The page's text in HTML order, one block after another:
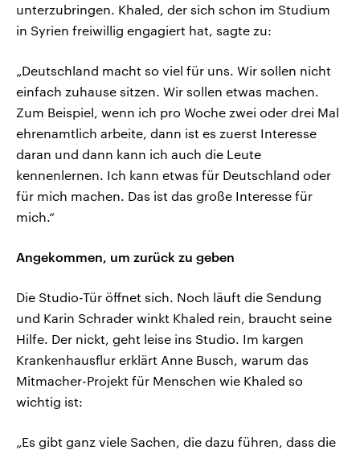
unterzubringen. Khaled, der sich schon im Studium
in Syrien freiwillig engagiert hat, sagte zu:
„Deutschland macht so viel für uns. Wir sollen nicht
einfach zuhause sitzen. Wir sollen etwas machen.
Zum Beispiel, wenn ich pro Woche zwei oder drei Mal
ehrenamtlich arbeite, dann ist es zuerst Interesse
daran und dann kann ich auch die Leute
kennenlernen. Ich kann etwas für Deutschland oder
für mich machen. Das ist das große Interesse für
mich.“
Angekommen, um zurück zu geben
Die Studio-Tür öffnet sich. Noch läuft die Sendung
und Karin Schrader winkt Khaled rein, braucht seine
Hilfe. Der nickt, geht leise ins Studio. Im kargen
Krankenhausflur erklärt Anne Busch, warum das
Mitmacher-Projekt für Menschen wie Khaled so
wichtig ist:
„Es gibt ganz viele Sachen, die dazu führen, dass die